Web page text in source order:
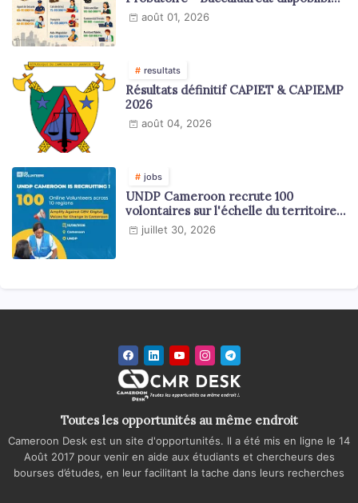
en 2026
août 01, 2026
resultats
Résultats définitif CAPIET & CAPIEMP
2026
août 04, 2026
jobs
UNDP Cameroon recrute 100
volontaires sur l'échelle du territoire
national
juillet 30, 2026
Toutes les opportunités au même endroit
Cameroon Desk est un site d'opportunités. Il a été mis en ligne le 14
Août 2017 pour venir en aide aux étudiants et chercheurs des
bourses d’études, en leur facilitant la tache dans leurs recherches